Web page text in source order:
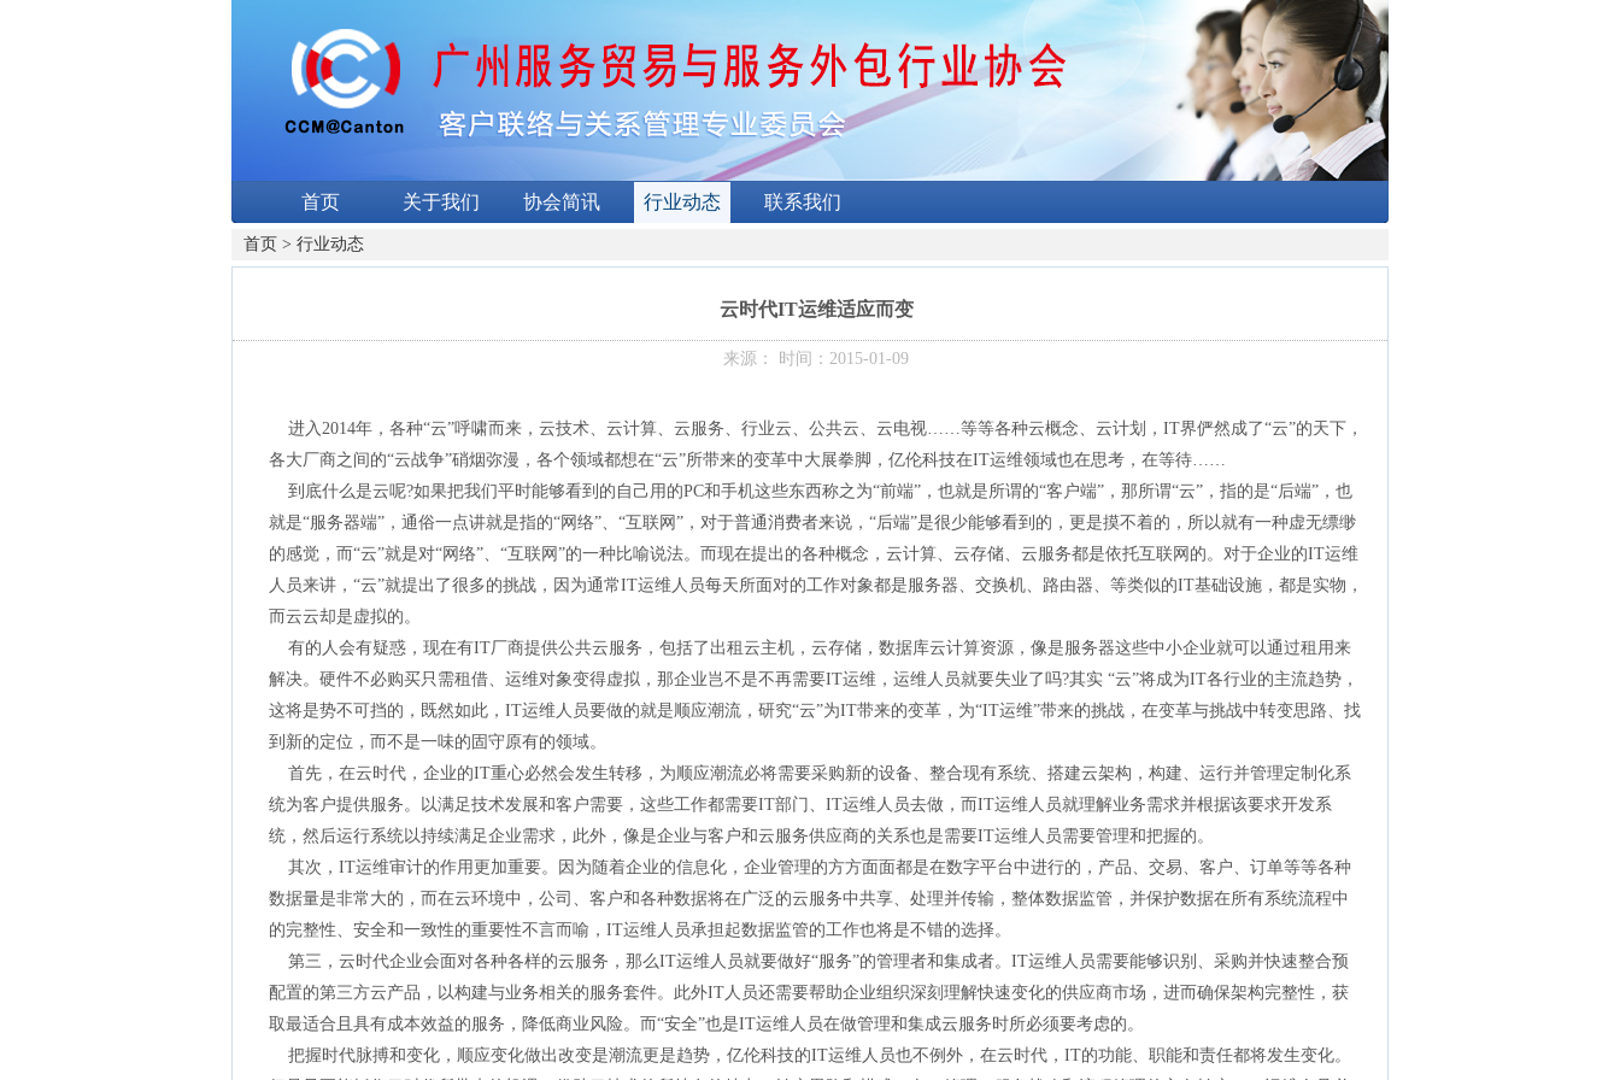
首页 关于我们 协会简讯 行业动态 联系我们
首页 > 行业动态
云时代IT运维适应而变
来源： 时间：2015-01-09
进入2014年，各种“云”呼啸而来，云技术、云计算、云服务、行业云、公共云、云电视……等等各种云概念、云计划，IT界俨然成了“云”的天下，
各大厂商之间的“云战争”硝烟弥漫，各个领域都想在“云”所带来的变革中大展拳脚，亿伦科技在IT运维领域也在思考，在等待……
到底什么是云呢?如果把我们平时能够看到的自己用的PC和手机这些东西称之为“前端”，也就是所谓的“客户端”，那所谓“云”，指的是“后端”，也
就是“服务器端”，通俗一点讲就是指的“网络”、“互联网”，对于普通消费者来说，“后端”是很少能够看到的，更是摸不着的，所以就有一种虚无缥缈
的感觉，而“云”就是对“网络”、“互联网”的一种比喻说法。而现在提出的各种概念，云计算、云存储、云服务都是依托互联网的。对于企业的IT运维
人员来讲，“云”就提出了很多的挑战，因为通常IT运维人员每天所面对的工作对象都是服务器、交换机、路由器、等类似的IT基础设施，都是实物，
而云云却是虚拟的。
有的人会有疑惑，现在有IT厂商提供公共云服务，包括了出租云主机，云存储，数据库云计算资源，像是服务器这些中小企业就可以通过租用来
解决。硬件不必购买只需租借、运维对象变得虚拟，那企业岂不是不再需要IT运维，运维人员就要失业了吗?其实 “云”将成为IT各行业的主流趋势，
这将是势不可挡的，既然如此，IT运维人员要做的就是顺应潮流，研究“云”为IT带来的变革，为“IT运维”带来的挑战，在变革与挑战中转变思路、找
到新的定位，而不是一味的固守原有的领域。
首先，在云时代，企业的IT重心必然会发生转移，为顺应潮流必将需要采购新的设备、整合现有系统、搭建云架构，构建、运行并管理定制化系
统为客户提供服务。以满足技术发展和客户需要，这些工作都需要IT部门、IT运维人员去做，而IT运维人员就理解业务需求并根据该要求开发系
统，然后运行系统以持续满足企业需求，此外，像是企业与客户和云服务供应商的关系也是需要IT运维人员需要管理和把握的。
其次，IT运维审计的作用更加重要。因为随着企业的信息化，企业管理的方方面面都是在数字平台中进行的，产品、交易、客户、订单等等各种
数据量是非常大的，而在云环境中，公司、客户和各种数据将在广泛的云服务中共享、处理并传输，整体数据监管，并保护数据在所有系统流程中
的完整性、安全和一致性的重要性不言而喻，IT运维人员承担起数据监管的工作也将是不错的选择。
第三，云时代企业会面对各种各样的云服务，那么IT运维人员就要做好“服务”的管理者和集成者。IT运维人员需要能够识别、采购并快速整合预
配置的第三方云产品，以构建与业务相关的服务套件。此外IT人员还需要帮助企业组织深刻理解快速变化的供应商市场，进而确保架构完整性，获
取最适合且具有成本效益的服务，降低商业风险。而“安全”也是IT运维人员在做管理和集成云服务时所必须要考虑的。
把握时代脉搏和变化，顺应变化做出改变是潮流更是趋势，亿伦科技的IT运维人员也不例外，在云时代，IT的功能、职能和责任都将发生变化。